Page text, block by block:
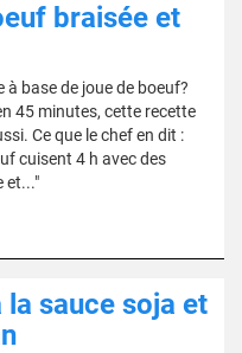
braisée et
base de joue de boeuf?
45 minutes, cette recette
Ce que le chef en dit :
cuisent 4 h avec des
et..."
sauce soja et